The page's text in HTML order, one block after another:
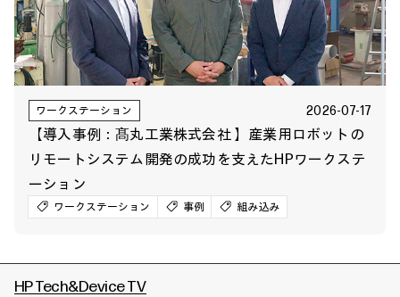
ワークステーション 2026-07-17
【導入事例：髙丸工業株式会社 】産業用ロボットの
リモートシステム開発の成功を支えたHPワークステ
ーション
ワークステーション 事例 組み込み
HP Tech&Device TV